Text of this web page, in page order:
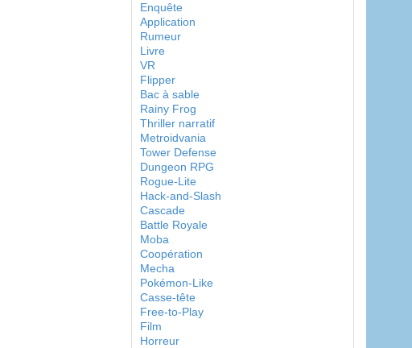
Enquête
Application
Rumeur
Livre
VR
Flipper
Bac à sable
Rainy Frog
Thriller narratif
Metroidvania
Tower Defense
Dungeon RPG
Rogue-Lite
Hack-and-Slash
Cascade
Battle Royale
Moba
Coopération
Mecha
Pokémon-Like
Casse-tête
Free-to-Play
Film
Horreur